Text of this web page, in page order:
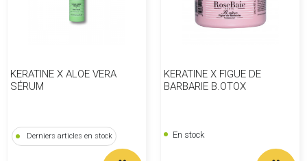
KERATINE X ALOE VERA
SÉRUM
Derniers articles en stock
KERATINE X FIGUE DE
BARBARIE B.OTOX
En stock